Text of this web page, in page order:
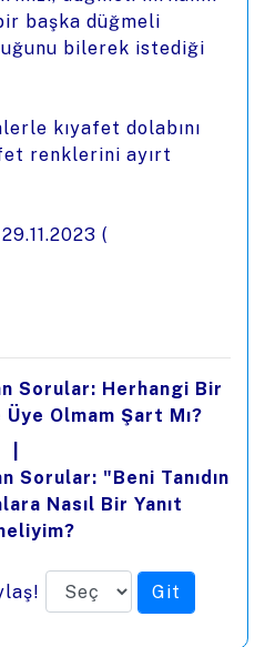
başka düğmeli
bilerek istediği
kıyafet dolabını
renklerini ayırt
29.11.2023 (
Sorular: Herhangi Bir
Olmam Şart Mı?
Sorular: "Beni Tanıdın
Nasıl Bir Yanıt